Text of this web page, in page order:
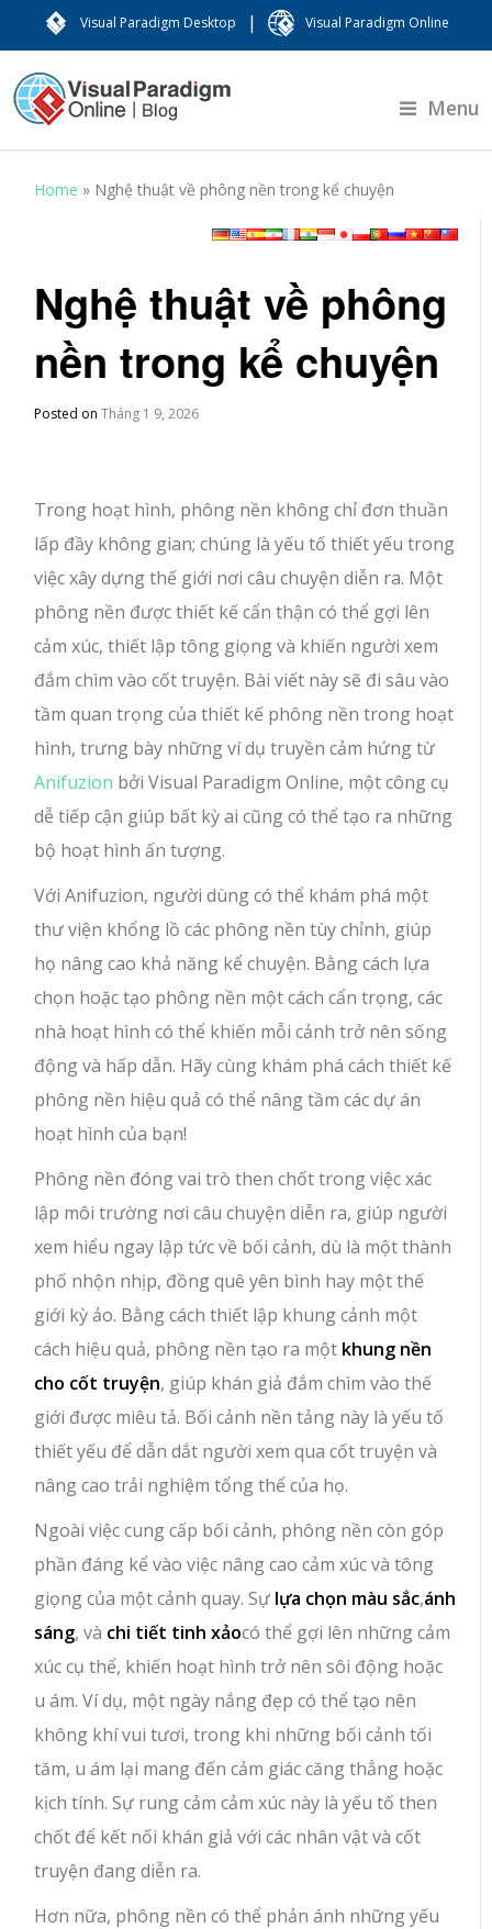
Visual Paradigm Desktop | Visual Paradigm Online
Menu
Home » Nghệ thuật về phông nền trong kể chuyện
Nghệ thuật về phông
nền trong kể chuyện
Posted onTháng 1 9, 2026
Trong hoạt hình, phông nền không chỉ đơn thuần
lấp đầy không gian; chúng là yếu tố thiết yếu trong
việc xây dựng thế giới nơi câu chuyện diễn ra. Một
phông nền được thiết kế cẩn thận có thể gợi lên
cảm xúc, thiết lập tông giọng và khiến người xem
đắm chìm vào cốt truyện. Bài viết này sẽ đi sâu vào
tầm quan trọng của thiết kế phông nền trong hoạt
hình, trưng bày những ví dụ truyền cảm hứng từ
Anifuzion bởi Visual Paradigm Online, một công cụ
dễ tiếp cận giúp bất kỳ ai cũng có thể tạo ra những
bộ hoạt hình ấn tượng.
Với Anifuzion, người dùng có thể khám phá một
thư viện khổng lồ các phông nền tùy chỉnh, giúp
họ nâng cao khả năng kể chuyện. Bằng cách lựa
chọn hoặc tạo phông nền một cách cẩn trọng, các
nhà hoạt hình có thể khiến mỗi cảnh trở nên sống
động và hấp dẫn. Hãy cùng khám phá cách thiết kế
phông nền hiệu quả có thể nâng tầm các dự án
hoạt hình của bạn!
Phông nền đóng vai trò then chốt trong việc xác
lập môi trường nơi câu chuyện diễn ra, giúp người
xem hiểu ngay lập tức về bối cảnh, dù là một thành
phố nhộn nhịp, đồng quê yên bình hay một thế
giới kỳ ảo. Bằng cách thiết lập khung cảnh một
cách hiệu quả, phông nền tạo ra một khung nền
cho cốt truyện, giúp khán giả đắm chìm vào thế
giới được miêu tả. Bối cảnh nền tảng này là yếu tố
thiết yếu để dẫn dắt người xem qua cốt truyện và
nâng cao trải nghiệm tổng thể của họ.
Ngoài việc cung cấp bối cảnh, phông nền còn góp
phần đáng kể vào việc nâng cao cảm xúc và tông
giọng của một cảnh quay. Sự lựa chọn màu sắc,ánh
sáng, và chi tiết tinh xảocó thể gợi lên những cảm
xúc cụ thể, khiến hoạt hình trở nên sôi động hoặc
u ám. Ví dụ, một ngày nắng đẹp có thể tạo nên
không khí vui tươi, trong khi những bối cảnh tối
tăm, u ám lại mang đến cảm giác căng thẳng hoặc
kịch tính. Sự rung cảm cảm xúc này là yếu tố then
chốt để kết nối khán giả với các nhân vật và cốt
truyện đang diễn ra.
Hơn nữa, phông nền có thể phản ánh những yếu